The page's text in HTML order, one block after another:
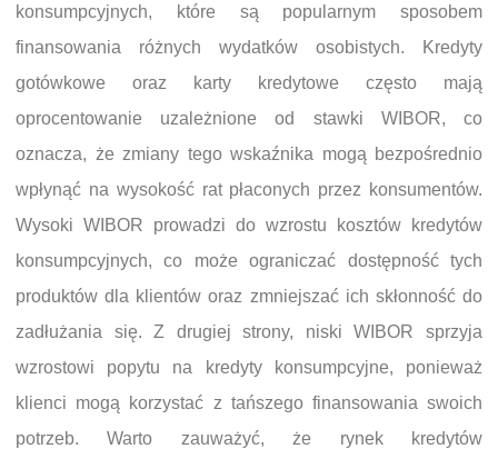
konsumpcyjnych, które są popularnym sposobem
finansowania różnych wydatków osobistych. Kredyty
gotówkowe oraz karty kredytowe często mają
oprocentowanie uzależnione od stawki WIBOR, co
oznacza, że zmiany tego wskaźnika mogą bezpośrednio
wpłynąć na wysokość rat płaconych przez konsumentów.
Wysoki WIBOR prowadzi do wzrostu kosztów kredytów
konsumpcyjnych, co może ograniczać dostępność tych
produktów dla klientów oraz zmniejszać ich skłonność do
zadłużania się. Z drugiej strony, niski WIBOR sprzyja
wzrostowi popytu na kredyty konsumpcyjne, ponieważ
klienci mogą korzystać z tańszego finansowania swoich
potrzeb. Warto zauważyć, że rynek kredytów